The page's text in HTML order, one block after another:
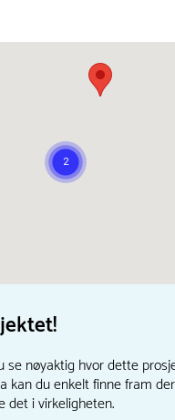
se nøyaktig hvor dette
kan du enkelt finne fram
det i virkeligheten.